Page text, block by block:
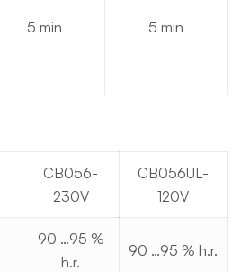
5 min 5 min
CB056-
230V
CB056UL-
120V
90 …95 %
h.r.
90 …95 % h.r.